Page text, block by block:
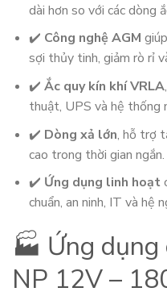
dài hơn so với các dòng
✔️ Công nghệ AGM
sợi thủy tinh, giảm rò rỉ
✔️ Ắc quy kín khí VRLA
thuật, UPS và hệ thống
✔️ Dòng xả lớn, hỗ trợ
cao trong thời gian ngắn.
✔️ Ứng dụng linh hoạt
chuẩn, an ninh, IT và hệ
🏭 Ứng dụng
NP 12V –